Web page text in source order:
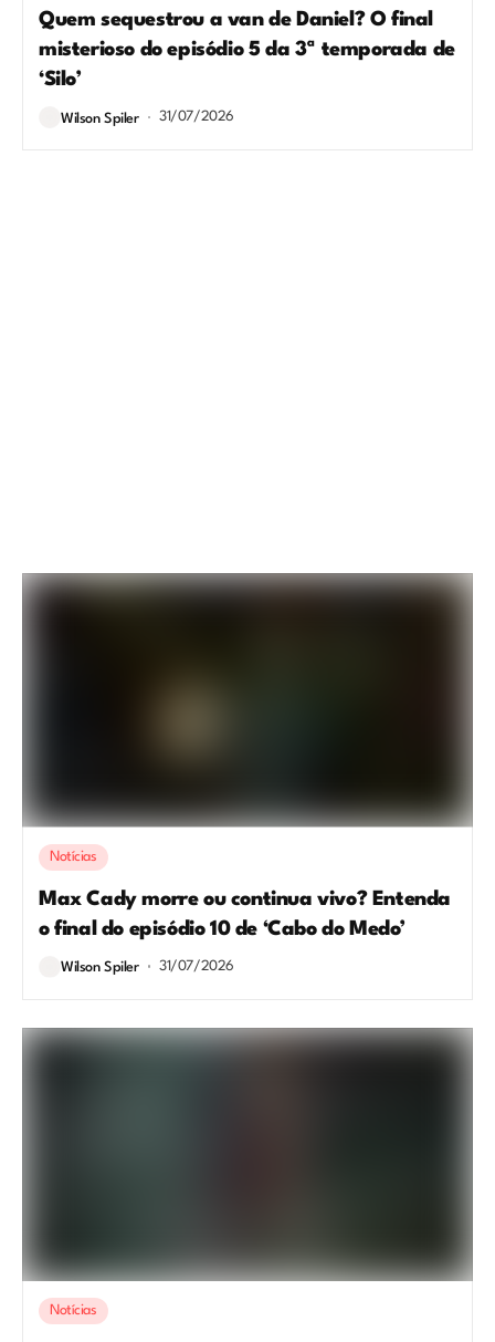
Quem sequestrou a van de Daniel? O final
misterioso do episódio 5 da 3ª temporada de
‘Silo’
Wilson Spiler 31/07/2026
Notícias
Max Cady morre ou continua vivo? Entenda
o final do episódio 10 de ‘Cabo do Medo’
Wilson Spiler 31/07/2026
Notícias